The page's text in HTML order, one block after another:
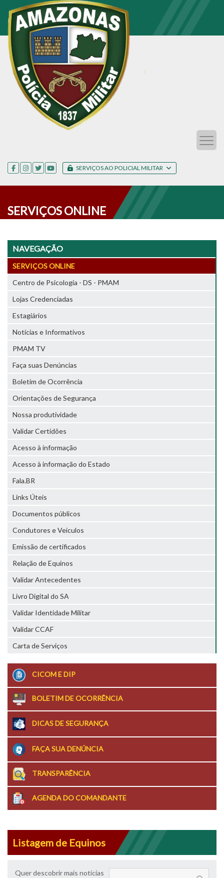
SERVIÇOS AO POLICIAL MILITAR
SERVIÇOS ONLINE
NAVEGAÇÃO
SERVIÇOS ONLINE
Centro de Psicologia - DS - PMAM
Lojas Credenciadas
Estagiários
Notícias e Informativos
PMAM TV
Faça suas Denúncias
Boletim de Ocorrência
Orientações de Segurança
Nossa produtividade
Validar Certidões
Acesso à informação
Acesso à informação do Estado
Fala.BR
Links Úteis
Documentos públicos
Condutores e Veículos
Emissão de certificados
Relação de Equinos
Validar Antecedentes
Livro Digital do SA
Validar Identidade Militar
Validar CCAF
Carta de Serviços
CICOM E DIP
BOLETIM DE OCORRÊNCIA
DICAS DE SEGURANÇA
FAÇA SUA DENÚNCIA
TRANSPARÊNCIA
AGENDA DO COMANDANTE
Listagem de Equinos
Quer descobrir mais notícias